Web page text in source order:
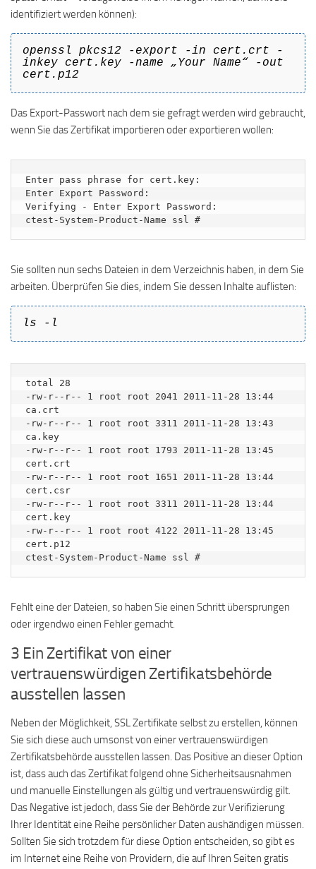
identifiziert werden können):
openssl pkcs12 -export -in cert.crt -
inkey cert.key -name „Your Name“ -out
cert.p12
Das Export-Passwort nach dem sie gefragt werden wird gebraucht,
wenn Sie das Zertifikat importieren oder exportieren wollen:
Enter pass phrase for cert.key:
Enter Export Password:
Verifying - Enter Export Password:
ctest-System-Product-Name ssl #
Sie sollten nun sechs Dateien in dem Verzeichnis haben, in dem Sie
arbeiten. Überprüfen Sie dies, indem Sie dessen Inhalte auflisten:
ls -l
total 28
-rw-r--r-- 1 root root 2041 2011-11-28 13:44
ca.crt
-rw-r--r-- 1 root root 3311 2011-11-28 13:43
ca.key
-rw-r--r-- 1 root root 1793 2011-11-28 13:45
cert.crt
-rw-r--r-- 1 root root 1651 2011-11-28 13:44
cert.csr
-rw-r--r-- 1 root root 3311 2011-11-28 13:44
cert.key
-rw-r--r-- 1 root root 4122 2011-11-28 13:45
cert.p12
ctest-System-Product-Name ssl #
Fehlt eine der Dateien, so haben Sie einen Schritt übersprungen
oder irgendwo einen Fehler gemacht.
3 Ein Zertifikat von einer
vertrauenswürdigen Zertifikatsbehörde
ausstellen lassen
Neben der Möglichkeit, SSL Zertifikate selbst zu erstellen, können
Sie sich diese auch umsonst von einer vertrauenswürdigen
Zertifikatsbehörde ausstellen lassen. Das Positive an dieser Option
ist, dass auch das Zertifikat folgend ohne Sicherheitsausnahmen
und manuelle Einstellungen als gültig und vertrauenswürdig gilt.
Das Negative ist jedoch, dass Sie der Behörde zur Verifizierung
Ihrer Identität eine Reihe persönlicher Daten aushändigen müssen.
Sollten Sie sich trotzdem für diese Option entscheiden, so gibt es
im Internet eine Reihe von Providern, die auf Ihren Seiten gratis